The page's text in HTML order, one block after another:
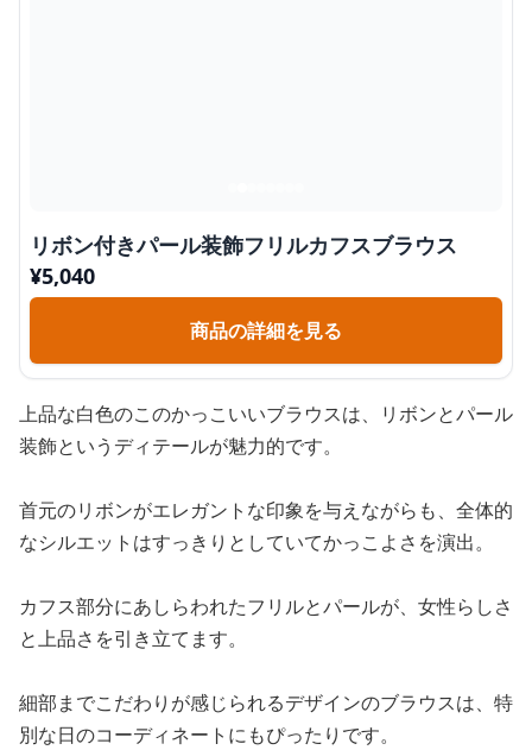
リボン付きパール装飾フリルカフスブラウス
¥5,040
商品の詳細を見る
上品な白色のこのかっこいいブラウスは、リボンとパール
装飾というディテールが魅力的です。
首元のリボンがエレガントな印象を与えながらも、全体的
なシルエットはすっきりとしていてかっこよさを演出。
カフス部分にあしらわれたフリルとパールが、女性らしさ
と上品さを引き立てます。
細部までこだわりが感じられるデザインのブラウスは、特
別な日のコーディネートにもぴったりです。